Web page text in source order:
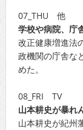
07_THU 他
学校や病院、庁
改正健康増進法
政機関の庁舎な
めた。
08_FRI TV
山本耕史が暴れ
山本耕史が紀州